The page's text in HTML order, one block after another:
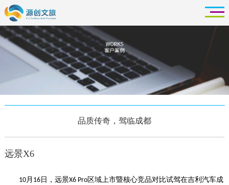
品质传奇，驾临成都
远景X6
10月 16日，远景X6 Pro区域上市暨核心竞品对比试驾在吉利汽车成